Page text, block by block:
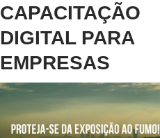
CAPACITAÇÃO
DIGITAL PARA
EMPRESAS